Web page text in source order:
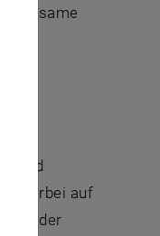
wirksame
und
hierbei auf
oder